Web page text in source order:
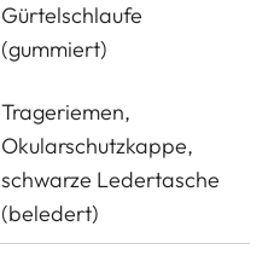
Gürtelschlaufe
(gummiert)
Trageriemen,
Okularschutzkappe,
schwarze Ledertasche
(beledert)